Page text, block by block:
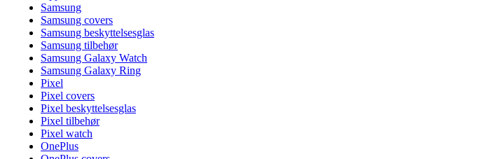
Samsung
Samsung covers
Samsung beskyttelsesglas
Samsung tilbehør
Samsung Galaxy Watch
Samsung Galaxy Ring
Pixel
Pixel covers
Pixel beskyttelsesglas
Pixel tilbehør
Pixel watch
OnePlus